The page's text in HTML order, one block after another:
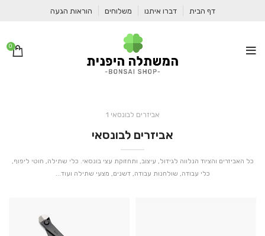
דף הבית דברו איתנו משלוחים הוראות הגעה
0
אביזרים לבונסאי 1
אביזרים לבונסאי
כל האביזרים והציוד הנלווה לגידול, עיצוב, ותחזוקת עצי בונסאי. כלי שתילה, חוטי ליפוף,
כלי עבודה, שולחנות עבודה, דשנים, מצעי שתילה ועוד...